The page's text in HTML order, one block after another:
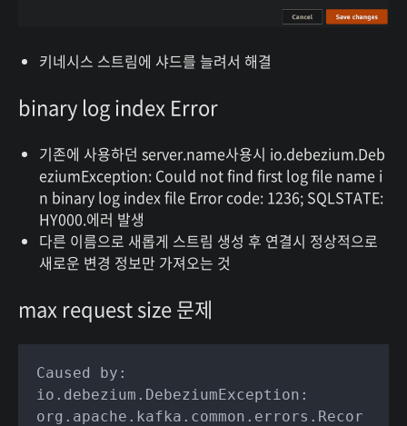
키네시스 스트림에 샤드를 늘려서 해결
binary log index Error
기존에 사용하던 server.name사용시 io.debezium.Deb
eziumException: Could not find first log file name i
n binary log index file Error code: 1236; SQLSTATE:
HY000.에러 발생
다른 이름으로 새롭게 스트림 생성 후 연결시 정상적으로
새로운 변경 정보만 가져오는 것
max request size 문제
Caused by:
io.debezium.DebeziumException:
org.apache.kafka.common.errors.Recor